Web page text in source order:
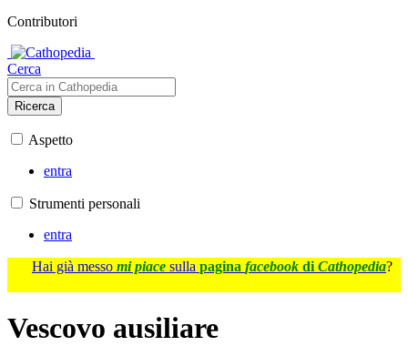
Contributori
Cerca
Ricerca
Aspetto
entra
Strumenti personali
entra
Hai già messo mi piace sulla pagina facebook di Cathopedia?
Vescovo ausiliare